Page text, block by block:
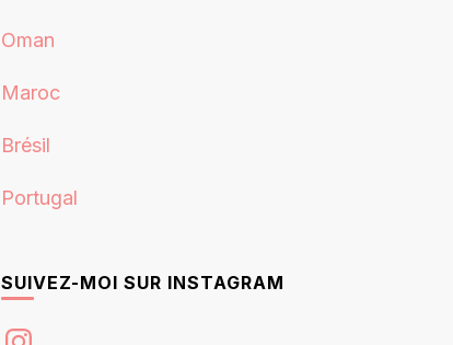
Oman
Maroc
Brésil
Portugal
SUIVEZ-MOI SUR INSTAGRAM
Instagram